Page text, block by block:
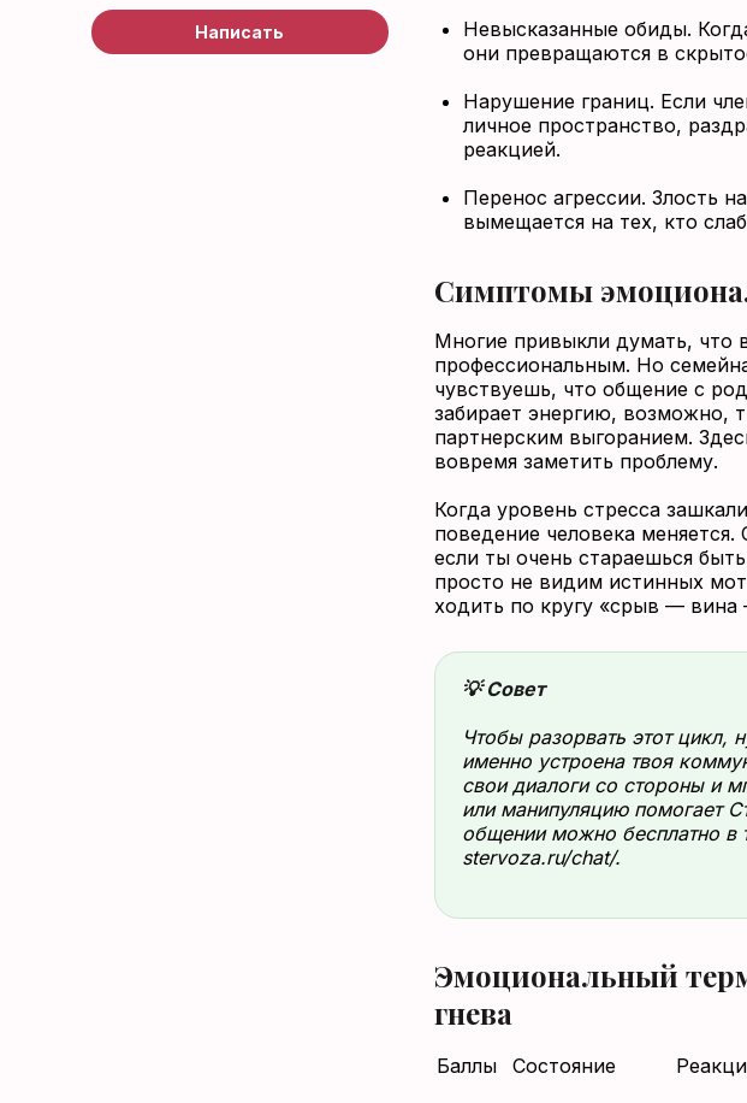
Написать
Невысказанные обиды.
они превращаются в
Нарушение границ. Если
личное пространство,
реакцией.
Перенос агрессии. Злость
вымещается на тех, кто
Симптомы
Многие привыкли думать, что
профессиональным. Но
чувствуешь, что общение с
забирает энергию, возможно,
партнерским выгоранием.
вовремя заметить проблему.
Когда уровень стресса
поведение человека
если ты очень стараешься
просто не видим истинных
ходить по кругу «срыв —
💡 Совет
Чтобы разорвать этот цикл,
именно устроена твоя
свои диалоги со стороны и
или манипуляцию помогает
общении можно бесплатно в
stervoza.ru/chat/.
Эмоциональный
гнева
Баллы Состояние